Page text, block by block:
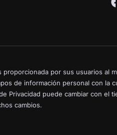
por sus usuarios al
de información personal con la
Privacidad puede cambiar con el
cambios.